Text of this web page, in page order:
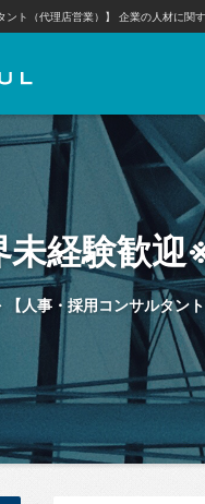
ト（代理店営業）】 企業の人材に
人事・採用コンサルタン